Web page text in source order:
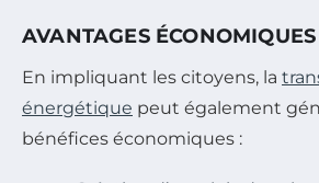
AVANTAGES ÉCONOMIQUES
En impliquant les citoyens, la
énergétique peut également
bénéfices économiques :